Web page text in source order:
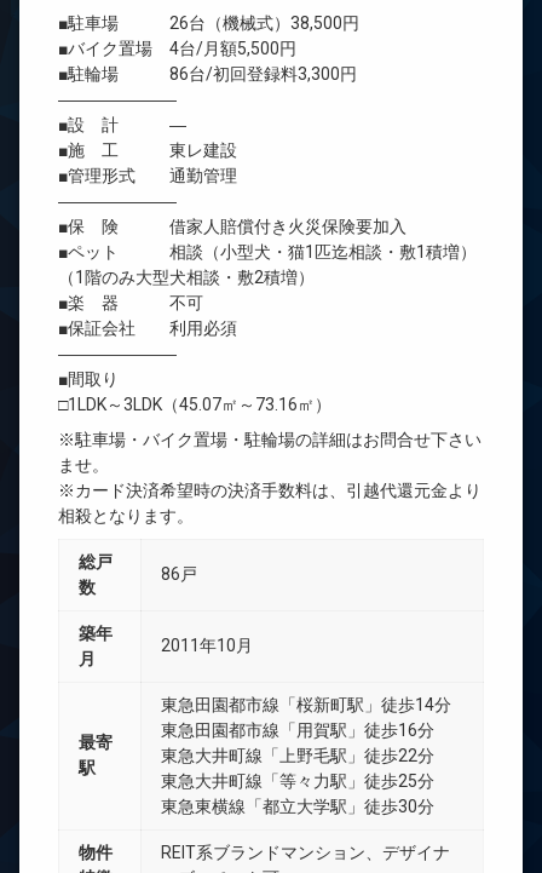
■駐車場 26台（機械式）38,500円
■バイク置場 4台/月額5,500円
■駐輪場 86台/初回登録料3,300円
―――――――
■設 計 ―
■施 工 東レ建設
■管理形式 通勤管理
―――――――
■保 険 借家人賠償付き火災保険要加入
■ペット 相談（小型犬・猫1匹迄相談・敷1積増）
（1階のみ大型犬相談・敷2積増）
■楽 器 不可
■保証会社 利用必須
―――――――
■間取り
□1LDK～3LDK（45.07㎡～73.16㎡）
※駐車場・バイク置場・駐輪場の詳細はお問合せ下さい
ませ。
※カード決済希望時の決済手数料は、引越代還元金より
相殺となります。
総戸
数
86戸
築年
月
2011年10月
最寄
駅
東急田園都市線「桜新町駅」徒歩14分
東急田園都市線「用賀駅」徒歩16分
東急大井町線「上野毛駅」徒歩22分
東急大井町線「等々力駅」徒歩25分
東急東横線「都立大学駅」徒歩30分
物件
REIT系ブランドマンション、デザイナ